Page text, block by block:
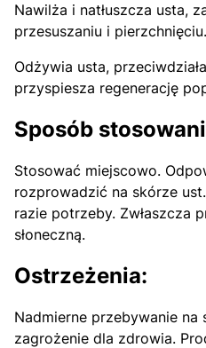
Nawilża i natłuszcza usta,
przesuszaniu i pierzchnięciu.
Odżywia usta,
przyspiesza regenerację
Sposób
Stosować miejscowo.
rozprowadzić na skórze
razie potrzeby. Zwłaszcza
słoneczną.
Ostrzeżenia:
Nadmierne przebywanie na
zagrożenie dla zdrowia.